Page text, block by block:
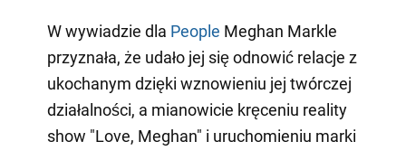
W wywiadzie dla People Meghan Markle
przyznała, że udało jej się odnowić relacje z
ukochanym dzięki wznowieniu jej twórczej
działalności, a mianowicie kręceniu reality
show "Love, Meghan" i uruchomieniu marki